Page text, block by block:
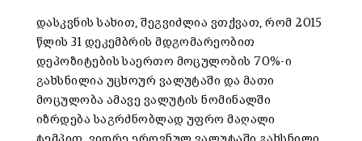
დასკვნის სახით, შეგვიძლია ვთქვათ, რომ 2015
წლის 31 დეკემბრის მდგომარეობით
დეპოზიტების საერთო მოცულობის 70%-ი
გახსნილია უცხოურ ვალუტაში და მათი
მოცულობა ამავე ვალუტის ნომინალში
იზრდება საგრძნობლად უფრო მაღალი